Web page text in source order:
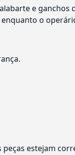
e ganchos
o
estejam